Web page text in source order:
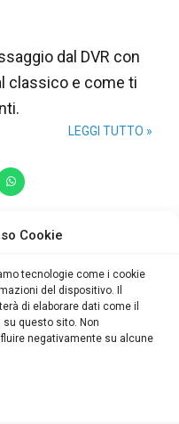
Cookie
tecnologie come i cookie
del dispositivo. Il
di elaborare dati come il
questo sito. Non
negativamente su alcune
dal DVR con
classico e come ti
LEGGI TUTTO »
2024